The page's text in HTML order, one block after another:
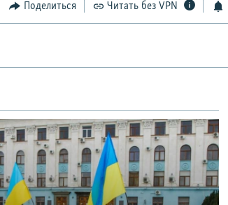
Поделиться Читать без VPN